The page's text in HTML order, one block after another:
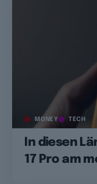
MONEY TECH
In diesen
17 Pro am